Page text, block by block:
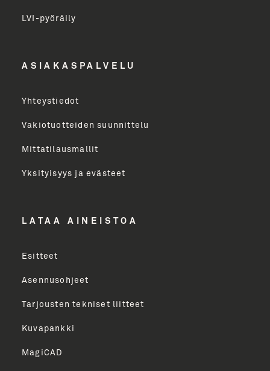
Etunimi
Yritys
LÄHETÄ
LVI-pyöräily
ASIAKASPALVELU
Yhteystiedot
Vakiotuotteiden suunnittelu
Mittatilausmallit
Yksityisyys ja evästeet
LATAA AINEISTOA
Esitteet
Asennusohjeet
Tarjousten tekniset liitteet
Kuvapankki
MagiCAD